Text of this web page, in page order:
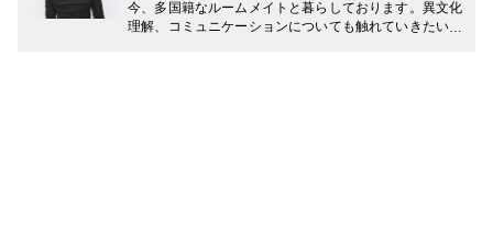
今、多国籍なルームメイトと暮らしております。異文化
理解、コミュニケーションについても触れていきたいで